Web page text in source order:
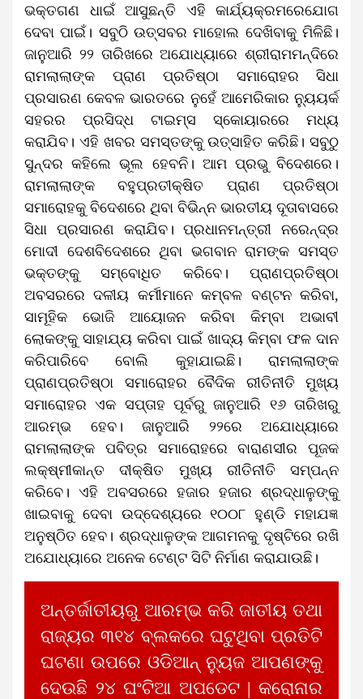
ଭକ୍ତଗଣ ଧାଇଁ ଆସୁଛନ୍ତି ଏହି କାର୍ଯ୍ୟକ୍ରମରେଯୋଗ
ଦେବା ପାଇଁ। ସବୁଠି ଉତ୍ସବର ମାହୋଲ ଦେଖିବାକୁ ମିଳିଛି।
ଜାନୁଆରି ୨୨ ତାରିଖରେ ଅଯୋଧ୍ୟାରେ ଶ୍ରୀରାମମନ୍ଦିରେ
ରାମଲାଲାଙ୍କ ପ୍ରାଣ ପ୍ରତିଷ୍ଠା ସମାରୋହର ସିଧା
ପ୍ରସାରଣ କେବଳ ଭାରତରେ ନୁହେଁ ଆମେରିକାର ନ୍ୟୁୟର୍କ
ସହରର ପ୍ରସିଦ୍ଧ ଟାଇମ୍ସ ସ୍କୋୟାରରେ ମଧ୍ୟ
କରାଯିବ। ଏହି ଖବର ସମସ୍ତଙ୍କୁ ଉତ୍ସାହିତ କରିଛି। ସବୁଠୁ
ସୁନ୍ଦର କହିଲେ ଭୂଲ ହେବନି। ଆମ ପ୍ରଭୁ ବିଦେଶରେ।
ରାମଲାଲାଙ୍କ ବହୁପ୍ରତୀକ୍ଷିତ ପ୍ରାଣ ପ୍ରତିଷ୍ଠା
ସମାରୋହକୁ ବିଦେଶରେ ଥିବା ବିଭିନ୍ନ ଭାରତୀୟ ଦୂତାବାସରେ
ସିଧା ପ୍ରସାରଣ କରାଯିବ। ପ୍ରଧାନମନ୍ତ୍ରୀ ନରେନ୍ଦ୍ର
ମୋଦୀ ଦେଶବିଦେଶରେ ଥିବା ଭଗବାନ ରାମଙ୍କ ସମସ୍ତ
ଭକ୍ତଙ୍କୁ ସମ୍ବୋଧିତ କରିବେ। ପ୍ରାଣପ୍ରତିଷ୍ଠା
ଅବସରରେ ଦଳୀୟ କର୍ମୀମାନେ କମ୍ବଳ ବଣ୍ଟନ କରିବା,
ସାମୂହିକ ଭୋଜି ଆୟୋଜନ କରିବା କିମ୍ବା ଅଭାବୀ
ଲୋକଙ୍କୁ ସାହାଯ୍ୟ କରିବା ପାଇଁ ଖାଦ୍ୟ କିମ୍ବା ଫଳ ଦାନ
କରିପାରିବେ ବୋଲି କୁହାଯାଇଛି। ରାମଲାଲାଙ୍କ
ପ୍ରାଣପ୍ରତିଷ୍ଠା ସମାରୋହର ବୈଦିକ ରୀତିନୀତି ମୁଖ୍ୟ
ସମାରୋହର ଏକ ସପ୍ତାହ ପୂର୍ବରୁ ଜାନୁଆରି ୧୬ ତାରିଖରୁ
ଆରମ୍ଭ ହେବ। ଜାନୁଆରି ୨୨ରେ ଅଯୋଧ୍ୟାରେ
ରାମଲାଲାଙ୍କ ପବିତ୍ର ସମାରୋହରେ ବାରାଣସୀର ପୂଜକ
ଲକ୍ଷ୍ମୀକାନ୍ତ ଦୀକ୍ଷିତ ମୁଖ୍ୟ ରୀତିନୀତି ସମ୍ପନ୍ନ
କରିବେ। ଏହି ଅବସରରେ ହଜାର ହଜାର ଶ୍ରଦ୍ଧାଳୁଙ୍କୁ
ଖାଇବାକୁ ଦେବା ଉଦ୍ଦେଶ୍ୟରେ ୧୦୦୮ ହୁଣ୍ଡି ମହାଯଜ୍ଞ
ଅନୁଷ୍ଠିତ ହେବ। ଶ୍ରଦ୍ଧାଳୁଙ୍କ ଆଗମନକୁ ଦୃଷ୍ଟିରେ ରଖି
ଅଯୋଧ୍ୟାରେ ଅନେକ ଟେଣ୍ଟ ସିଟି ନିର୍ମାଣ କରାଯାଉଛି।
ଅନ୍ତର୍ଜାତୀୟରୁ ଆରମ୍ଭ କରି ଜାତୀୟ ତଥା
ରାଜ୍ୟର ୩୧୪ ବ୍ଲକରେ ଘଟୁଥିବା ପ୍ରତିଟି
ଘଟଣା ଉପରେ ଓଡିଆନ୍ ନ୍ୟୁଜ ଆପଣଙ୍କୁ
ଦେଉଛି ୨୪ ଘଂଟିଆ ଅପଡେଟ | କରୋନାର